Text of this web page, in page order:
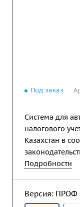
Под заказ
Система для
налогового
Казахстан в
форм
Подробности
Версия: ПРОФ